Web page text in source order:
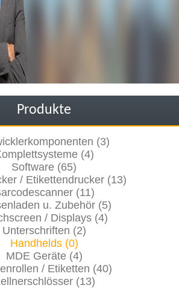
Produkte
(3)
(4)
Software (65)
/ Etikettendrucker (13)
(11)
u. Zubehör (5)
/ Displays (4)
Unterschriften (2)
Handhelds (0)
MDE Geräte (4)
/ Etiketten (40)
(13)